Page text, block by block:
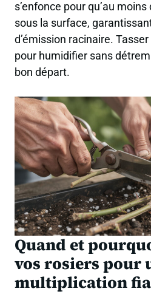
s’enfonce pour qu’au
sous la surface,
d’émission racinaire.
pour humidifier sans
bon départ.
Quand et
vos rosiers pour
multiplication